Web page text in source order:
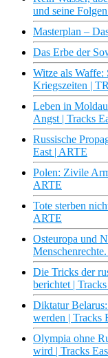
und seine
Masterplan –
Das Erbe der
Witze als Waffe:
Kriegszeiten |
Leben in
Angst | Tracks
Russische
East | ARTE
Polen: Zivile
ARTE
Tote sterben
ARTE
Osteuropa und
Die Tricks der
berichtet |
Diktatur
werden | Tracks
Olympia ohne
wird | Tracks